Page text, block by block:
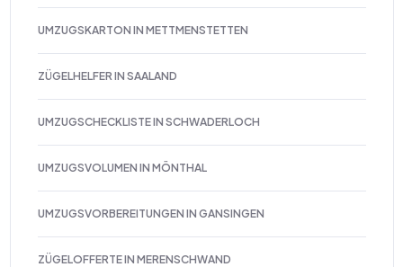
UMZUGSKARTON IN METTMENSTETTEN
ZÜGELHELFER IN SAALAND
UMZUGSCHECKLISTE IN SCHWADERLOCH
UMZUGSVOLUMEN IN MÖNTHAL
UMZUGSVORBEREITUNGEN IN GANSINGEN
ZÜGELOFFERTE IN MERENSCHWAND